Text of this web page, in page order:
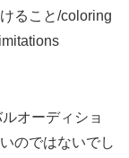
ること/coloring
オーディショ
のではないでし